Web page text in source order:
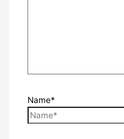
Name*